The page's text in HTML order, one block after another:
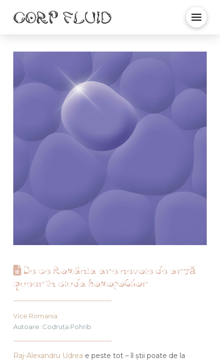
De ce România are nevoie de artă
queer în ciuda homofobilor
Vice Romania
Autoare: Codruța Pohrib
Raj-Alexandru Udrea e peste tot – îl știi poate de la